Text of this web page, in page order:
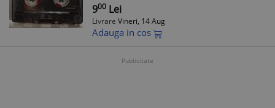
900 Lei
Livrare Vineri, 14 Aug
Adauga in cos
Publicitate